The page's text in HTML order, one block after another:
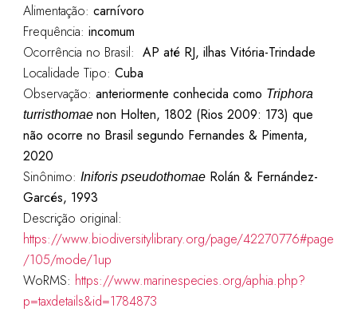
Alimentação: carnívoro
Frequência: incomum
Ocorrência no Brasil: AP até RJ, ilhas Vitória-Trindade
Localidade Tipo: Cuba
Observação: anteriormente conhecida como Triphora
turristhomae non Holten, 1802 (Rios 2009: 173) que
não ocorre no Brasil segundo Fernandes & Pimenta,
2020
Sinônimo: Iniforis pseudothomaeRolán & Fernández-
Garcés, 1993
Descrição original:
https://www.biodiversitylibrary.org/page/42270776#page
/105/mode/1up
WoRMS: https://www.marinespecies.org/aphia.php?
p=taxdetails&id=1784873